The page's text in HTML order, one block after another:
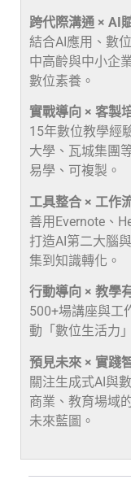
跨代際溝通 × AI
結合AI應用、數
中高齡與中小企
數位素養。
實戰導向 × 客製
15年數位教學經
大學、瓦城集團
易學、可複製。
工具整合 × 工作
善用Evernote、
打造AI第二大腦
集到知識轉化。
行動導向 × 教學
500+場講座與工
動「數位生活力
預見未來 × 實踐
關注生成式AI與
商業、教育場域
未來藍圖。